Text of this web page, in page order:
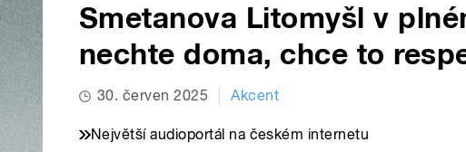
Smetanova Litomyšl v
nechte doma, chce to
30. červen 2025 Akcent
Největší audioportál na českém internetu